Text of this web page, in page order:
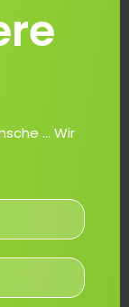
... Wir